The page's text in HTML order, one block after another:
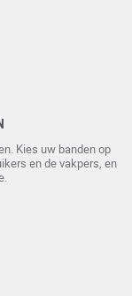
Kies uw banden op
en de vakpers, en